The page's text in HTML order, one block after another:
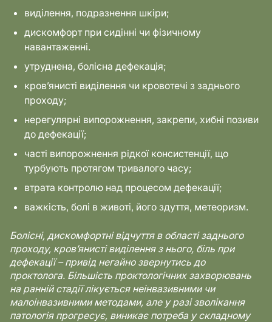
виділення, подразнення шкіри;
дискомфорт при сидінні чи фізичному
навантаженні.
утруднена, болісна дефекація;
кров’янисті виділення чи кровотечі з заднього
проходу;
нерегулярні випорожнення, закрепи, хибні позиви
до дефекації;
часті випорожнення рідкої консистенції, що
турбують протягом тривалого часу;
втрата контролю над процесом дефекації;
важкість, болі в животі, його здуття, метеоризм.
Болісні, дискомфортні відчуття в області заднього
проходу, кров’янисті виділення з нього, біль при
дефекації – привід негайно звернутись до
проктолога. Більшість проктологічних захворювань
на ранній стадії лікується неінвазивними чи
малоінвазивними методами, але у разі зволікання
патологія прогресує, виникає потреба у складному